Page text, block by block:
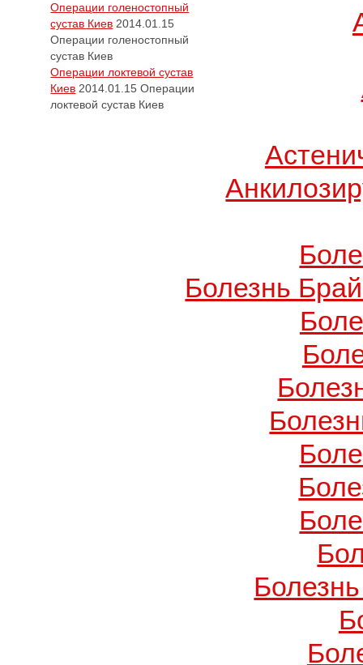
Операции голеностопный
сустав Киев 2014.01.15
Операции голеностопный
сустав Киев
Операции локтевой сустав
Киев 2014.01.15 Операции
локтевой сустав Киев
Болезнь